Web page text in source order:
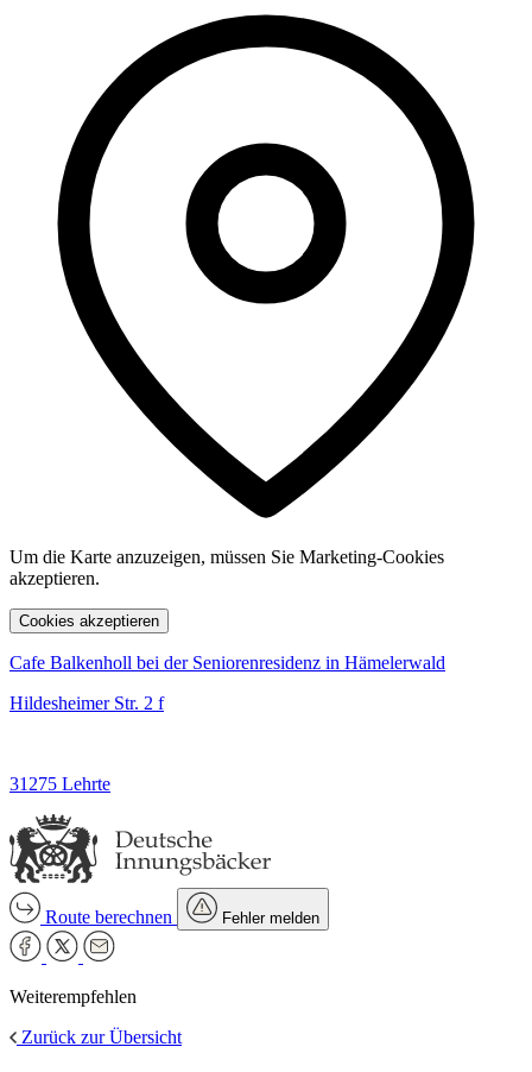
Um die Karte anzuzeigen, müssen Sie Marketing-Cookies
akzeptieren.
Cookies akzeptieren
Cafe Balkenholl bei der Seniorenresidenz in Hämelerwald
Hildesheimer Str. 2 f
31275 Lehrte
Route berechnen Fehler melden
Weiterempfehlen
Zurück zur Übersicht